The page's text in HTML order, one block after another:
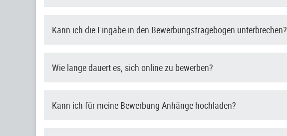
Kann ich die Eingabe in den Bewerbungsfragebogen unterbrechen?
Wie lange dauert es, sich online zu bewerben?
Kann ich für meine Bewerbung Anhänge hochladen?